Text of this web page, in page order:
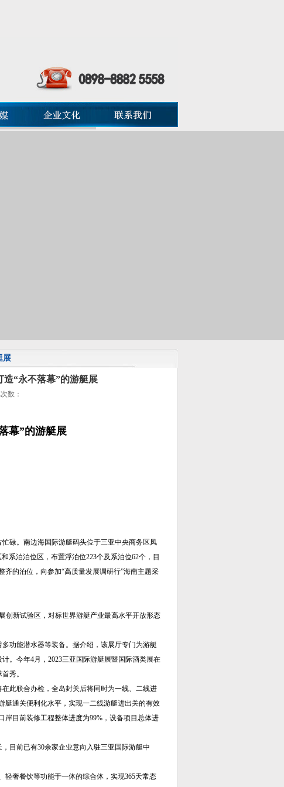
展
“永不落幕”的游艇展
数：
幕”的游艇展
碌。南边海国际游艇码头位于三亚中央商务区凤
系泊泊位区，布置浮泊位223个及系泊位62个，目
的泊位，向参加“高质量发展调研行”海南主题采
新试验区，对标世界游艇产业最高水平开放形态
功能潜水器等装备。据介绍，该展厅专门为游艇
。今年4月，2023三亚国际游艇展暨国际酒类展在
秀。
此联合办检，全岛封关后将同时为一线、二线进
艇通关便利化水平，实现一二线游艇进出关的有效
岸目前装修工程整体进度为99%，设备项目总体进
目前已有30余家企业意向入驻三亚国际游艇中
奢餐饮等功能于一体的综合体，实现365天常态